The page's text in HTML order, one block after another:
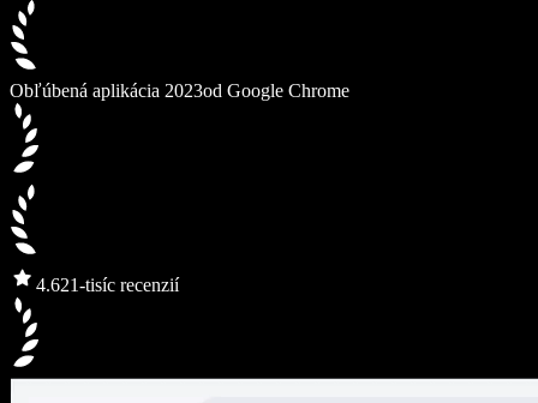
Obľúbená aplikácia 2023od Google Chrome
4.621-tisíc recenzií